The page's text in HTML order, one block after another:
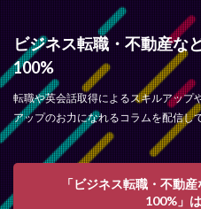
ビジネス転職・不動産な
100%
転職や英会話取得によるスキルアップ
アップのお力になれるコラムを配信し
「ビジネス転職・不動
100%」